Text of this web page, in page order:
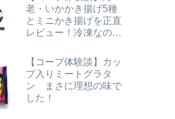
老・いかかき揚げ5種
とミニかき揚げを正直
レビュー！冷凍なのに
【コープ体験談】カッ
プ入りミートグラタ
ン まさに理想の味で
した！